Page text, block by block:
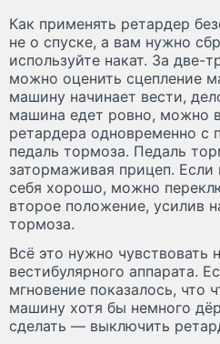
Как применять ретардер
не о спуске, а вам нужно
используйте накат. За две-
можно оценить сцепление
машину начинает вести,
машина едет ровно, можно
ретардера одновременно с
педаль тормоза. Педаль
затормаживая прицеп.
себя хорошо, можно
второе положение, усилив
тормоза.
Всё это нужно чувствовать
вестибулярного аппарата.
мгновение показалось, что
машину хотя бы немного
сделать — выключить